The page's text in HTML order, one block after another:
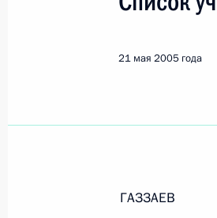
21 мая 2005 года
ГАЗЗАЕВ